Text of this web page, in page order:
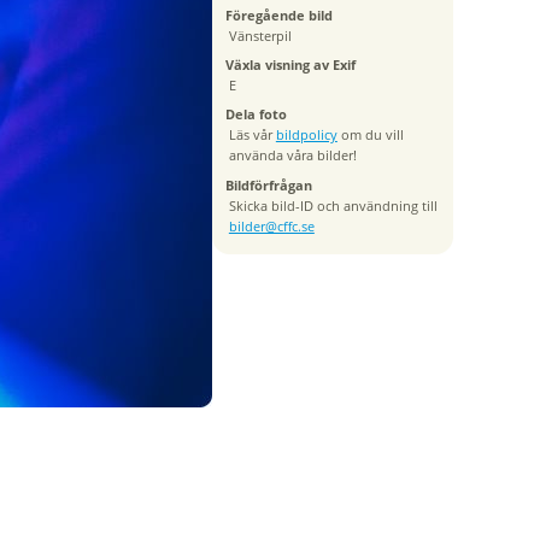
Föregående bild
Vänsterpil
Växla visning av Exif
E
Dela foto
Läs vår bildpolicyom du vill
använda våra bilder!
Bildförfrågan
Skicka bild-ID och användning till
bilder@cffc.se